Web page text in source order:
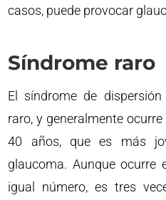
casos, puede provocar
Síndrome raro
El síndrome de
raro, y generalmente
40 años, que es más
glaucoma. Aunque ocurre
igual número, es tres